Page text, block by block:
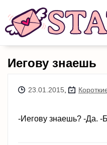
Иегову знаешь
23.01.2015
-Иегову знаешь? -Да. -